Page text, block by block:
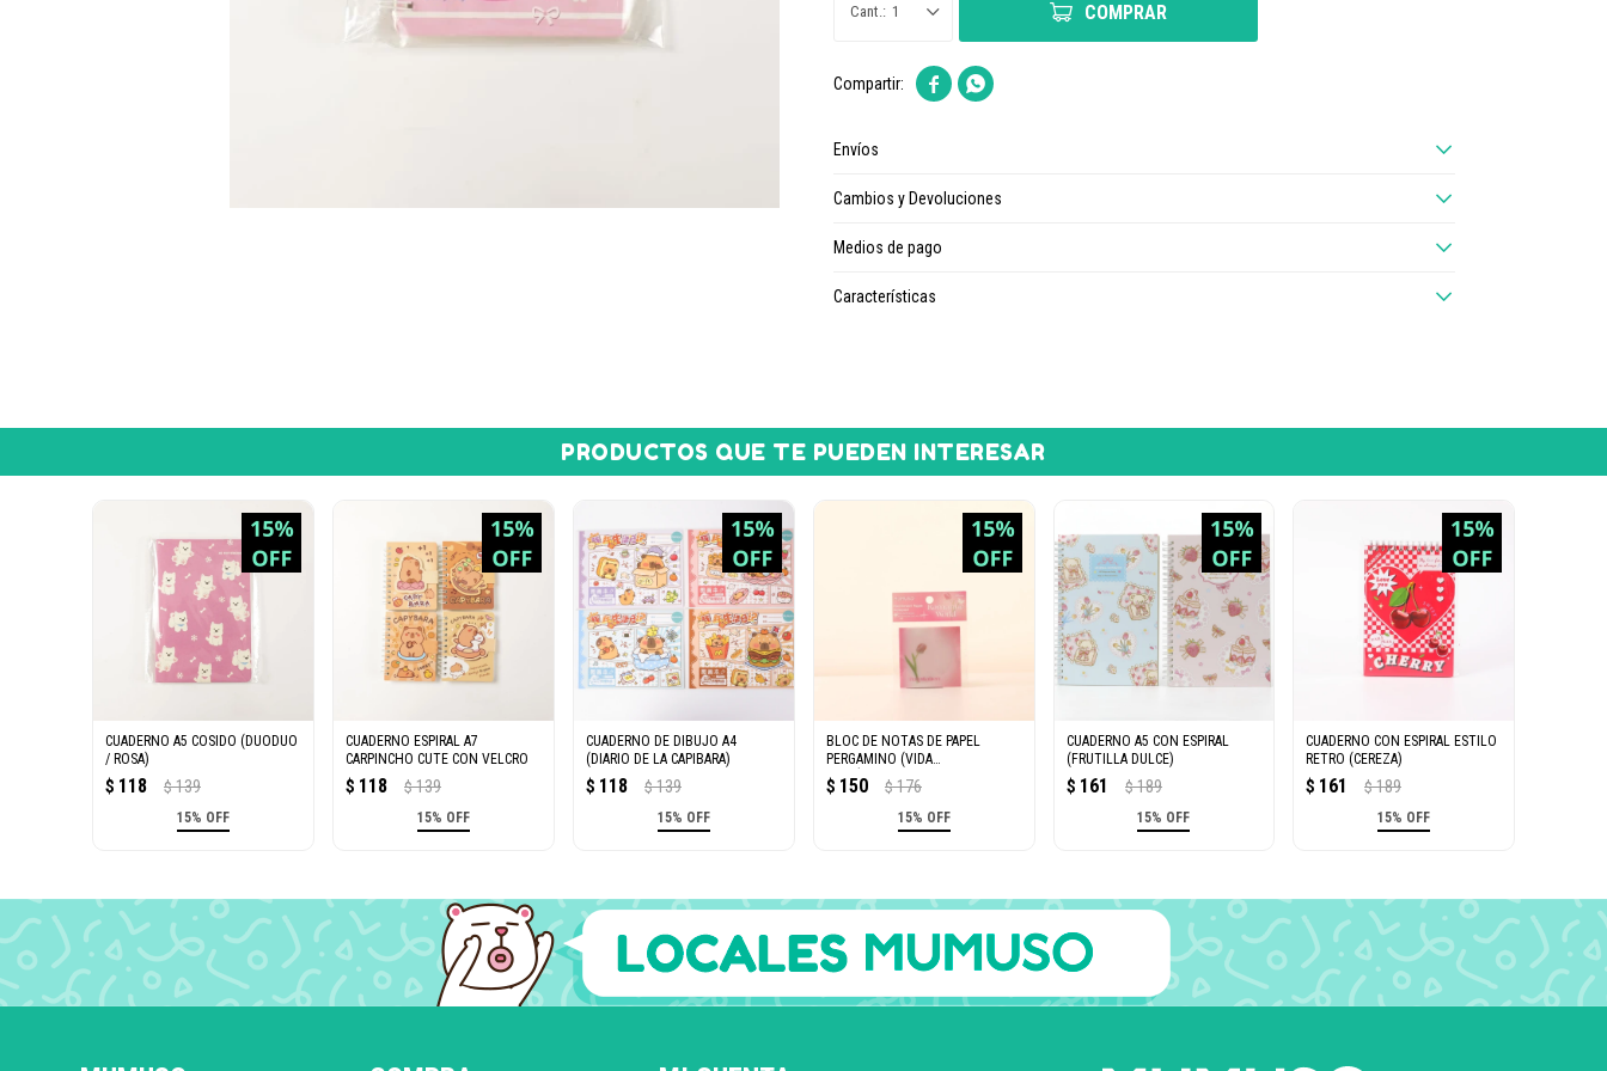
1 COMPRAR
 
Envíos
Cambios y Devoluciones
Medios de pago
Características
PRODUCTOS QUE TE PUEDEN INTERESAR
CUADERNO A5 COSIDO (DUODUO
/ ROSA)
$ 118 $ 139
15% OFF
CUADERNO ESPIRAL A7
CARPINCHO CUTE CON VELCRO
$ 118 $ 139
15% OFF
CUADERNO DE DIBUJO A4
(DIARIO DE LA CAPIBARA)
$ 118 $ 139
15% OFF
BLOC DE NOTAS DE PAPEL
PERGAMINO (VIDA
ROMÁNTICA/50 HOJAS)
$ 150 $ 176
15% OFF
CUADERNO A5 CON ESPIRAL
(FRUTILLA DULCE)
$ 161 $ 189
15% OFF
CUADERNO CON ESPIRAL ESTILO
RETRO (CEREZA)
$ 161 $ 189
15% OFF